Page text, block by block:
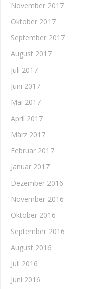
November 2017
Oktober 2017
September 2017
August 2017
Juli 2017
Juni 2017
Mai 2017
April 2017
März 2017
Februar 2017
Januar 2017
Dezember 2016
November 2016
Oktober 2016
September 2016
August 2016
Juli 2016
Juni 2016